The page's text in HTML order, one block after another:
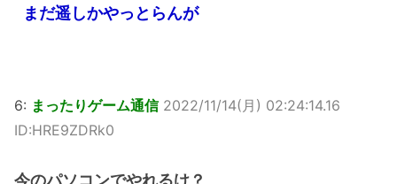
まだ遥しかやっとらんが
6: まったりゲーム通信 2022/11/14(月) 02:24:14.16
ID:HRE9ZDRk0
今のパソコンでやれるけ？